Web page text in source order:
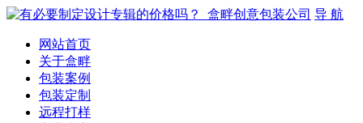
导 航
网站首页
关于盒畔
包装案例
包装定制
远程打样